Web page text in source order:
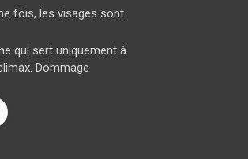
fois, les visages sont
qui sert uniquement à
Dommage